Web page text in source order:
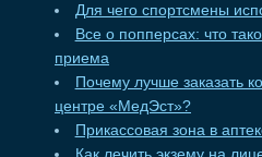
Для чего спортсмены
Все о попперсах: что
приема
Почему лучше заказать
центре «МедЭст»?
Прикассовая зона в